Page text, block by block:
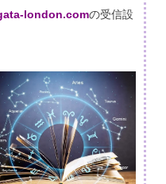
london.comの受信設